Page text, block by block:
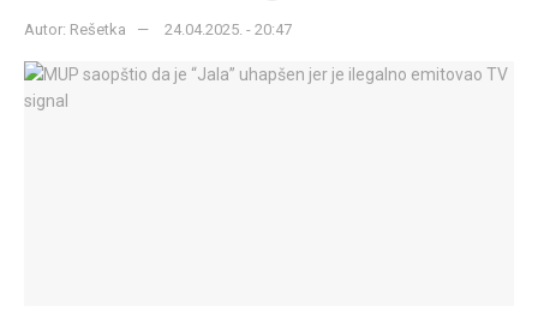
Autor: Rešetka 24.04.2025. - 20:47